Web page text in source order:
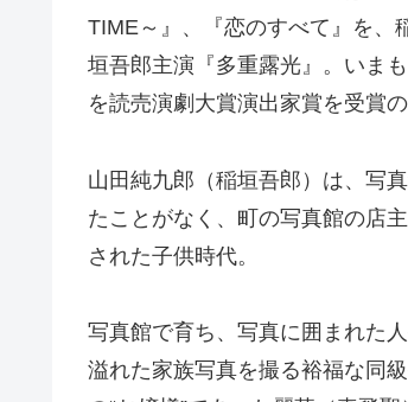
TIME～』、『恋のすべて』を、
垣吾郎主演『多重露光』。いま
を読売演劇大賞演出家賞を受賞
山田純九郎（稲垣吾郎）は、写
たことがなく、町の写真館の店
された子供時代。
写真館で育ち、写真に囲まれた
溢れた家族写真を撮る裕福な同